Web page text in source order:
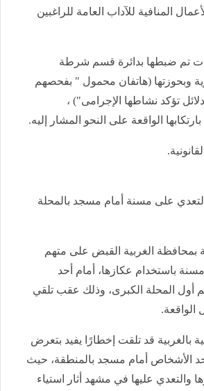
المنافية للآداب العامة للراغبين
تم ضبطها بدائرة قسم شرطة
وبحوزتها (هاتفان محمول " بفحصهم
تؤكد نشاطها الإجرامى") ،
الواقعة على النحو المشار إليه.
على مسنة أمام مسجد بالمحلة
بمحافظة الغربية القبض على متهم
باستخدام عكازها، أمام أحد
أول المحلة الكبرى، وذلك عقب تلقي
الواقعة.
بالغربية قد تلقت إخطارًا يفيد بتعرض
الأشخاص أمام مسجد بالمنطقة، حيث
والتعدي عليها في مشهد أثار استياء